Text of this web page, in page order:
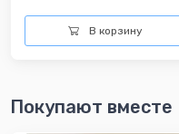
В корзину
Покупают вместе